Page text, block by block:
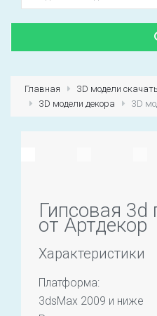
Первый раз?
Главная 3D модели скачать
3D модели декора
3D
Гипсовая 3d
от Артдекор
Характеристики
Платформа:
3dsMax 2009 и ниже